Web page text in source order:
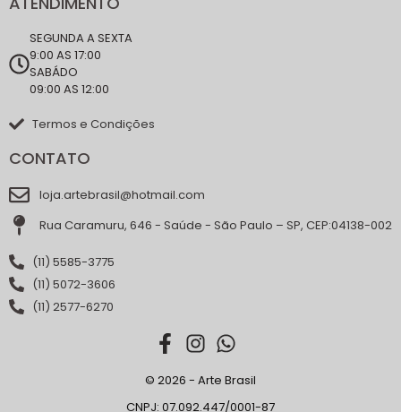
SEGUNDA A SEXTA
9:00 AS 17:00
SABÁDO
09:00 AS 12:00
Termos e Condições
CONTATO
loja.artebrasil@hotmail.com
Rua Caramuru, 646 - Saúde - São Paulo – SP, CEP:04138-002
(11) 5585-3775
(11) 5072-3606
(11) 2577-6270
© 2026 - Arte Brasil
CNPJ: 07.092.447/0001-87